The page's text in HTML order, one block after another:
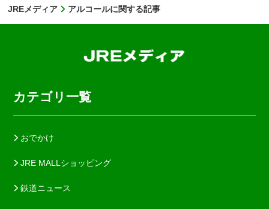
JREメディア アルコールに関する記事
カテゴリ一覧
おでかけ
JRE MALLショッピング
鉄道ニュース